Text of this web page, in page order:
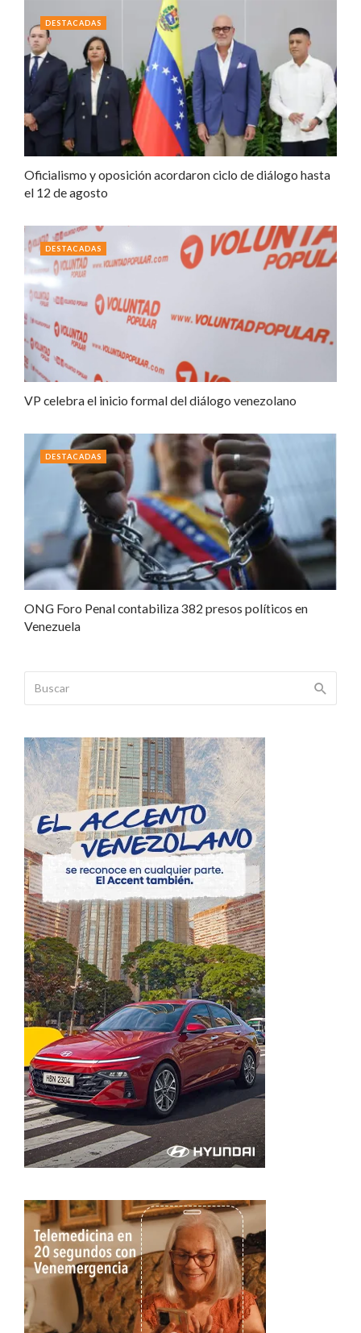
Oficialismo y oposición acordaron ciclo de diálogo hasta
el 12 de agosto
DESTACADAS
VP celebra el inicio formal del diálogo venezolano
DESTACADAS
ONG Foro Penal contabiliza 382 presos políticos en
Venezuela
DESTACADAS